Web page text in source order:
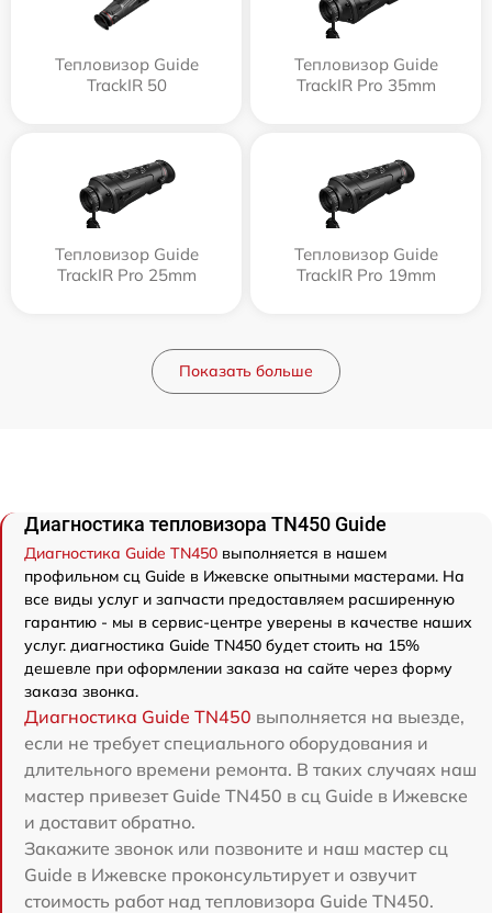
Тепловизор Guide
TrackIR 50
Тепловизор Guide
TrackIR Pro 35mm
Тепловизор Guide
TrackIR Pro 25mm
Тепловизор Guide
TrackIR Pro 19mm
Показать больше
Диагностика тепловизора TN450 Guide
Диагностика Guide TN450 выполняется в нашем
профильном сц Guide в Ижевске опытными мастерами. На
все виды услуг и запчасти предоставляем расширенную
гарантию - мы в сервис-центре уверены в качестве наших
услуг. диагностика Guide TN450 будет стоить на 15%
дешевле при оформлении заказа на сайте через форму
заказа звонка.
Диагностика Guide TN450 выполняется на выезде,
если не требует специального оборудования и
длительного времени ремонта. В таких случаях наш
мастер привезет Guide TN450 в сц Guide в Ижевске
и доставит обратно.
Закажите звонок или позвоните и наш мастер сц
Guide в Ижевске проконсультирует и озвучит
стоимость работ над тепловизора Guide TN450.